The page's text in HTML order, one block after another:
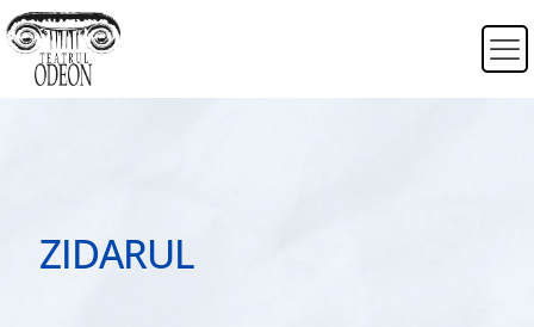
ZIDARUL